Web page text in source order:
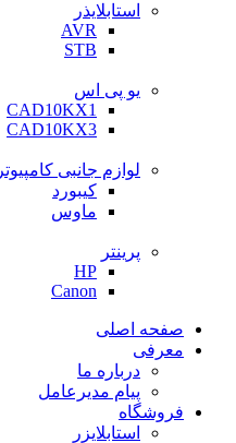
استابلایذر
AVR
STB
یو پی اس
CAD10KX1
CAD10KX3
لوازم جانبی کامپیوتر
کیبورد
ماوس
پرینتر
HP
Canon
صفحه اصلی
معرفی
درباره ما
پیام مدیرعامل
فروشگاه
استابلایزر